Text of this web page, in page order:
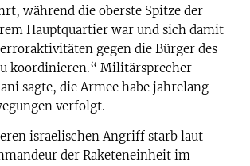
während die oberste Spitze der
Hauptquartier war und sich damit
gegen die Bürger des
koordinieren.“ Militärsprecher
sagte, die Armee habe jahrelang
verfolgt.
israelischen Angriff starb laut
der Raketeneinheit im